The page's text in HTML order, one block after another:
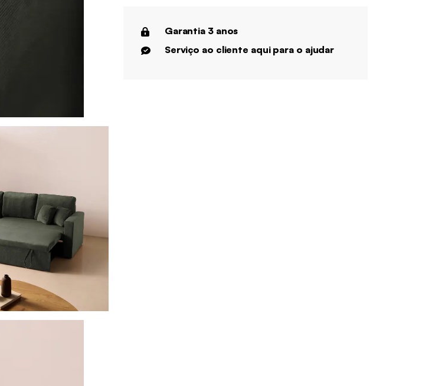
Garantia 3 anos
Serviço ao cliente aqui para o ajudar